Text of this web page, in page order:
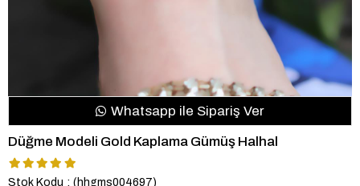
Whatsapp ile Sipariş Ver
Düğme Modeli Gold Kaplama Gümüş Halhal
Stok Kodu (hhgms004697)